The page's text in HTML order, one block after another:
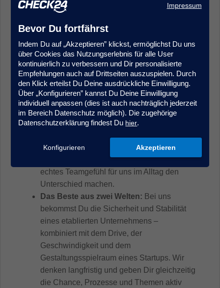
Du bist digital affin, offen für moderne
aktiv mitzugestalten, statt nur nach Schema
F zu arbeiten.
Was CHECK24 Dir bietet
Balance, die zum Arbeitsalltag passt:
Montag bis Donnerstag arbeiten wir im
Office zusammen, freitags kannst Du mobil
unserem CHECK24 Office – weil direkte
Zusammenarbeit, schnelle Abstimmung und
echtes Teamgefühl für uns im Alltag den
Unterschied machen.
Das Beste aus zwei Welten: Bei uns
bekommst Du die Sicherheit und Stabilität
eines etablierten Unternehmens –
kombiniert mit dem Drive, der
Geschwindigkeit und dem
Gestaltungsspielraum eines Startups. Wir
denken langfristig und geben Dir gleichzeitig
die Chance, Prozesse und Themen aktiv
Impressum
Bevor Du fortfährst
Indem Du auf „Akzeptieren” klickst, ermöglichst Du uns
über Cookies das Nutzungserlebnis für alle User
kontinuierlich zu verbessern und Dir personalisierte
Empfehlungen auch auf Drittseiten auszuspielen. Durch
den Klick erteilst Du Deine ausdrückliche Einwilligung.
Über „Konfigurieren” kannst Du Deine Einwilligung
individuell anpassen (dies ist auch nachträglich jederzeit
im Bereich Datenschutz möglich). Die zugehörige
Datenschutzerklärung findest Du hier.
Konfigurieren Akzeptieren